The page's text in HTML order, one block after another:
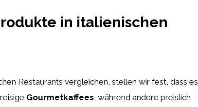
in italienischen
Restaurants vergleichen, stellen wir fest, dass es
Gourmetkaffees , während andere preislich